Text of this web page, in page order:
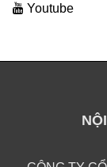
Youtube